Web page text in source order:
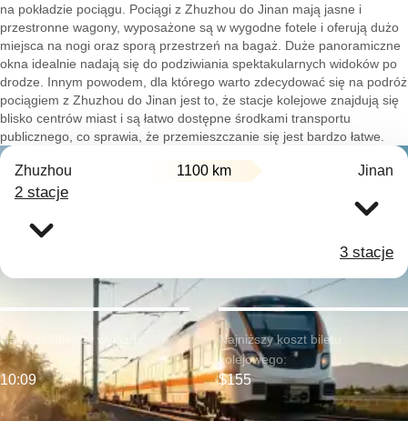
na pokładzie pociągu. Pociągi z Zhuzhou do Jinan mają jasne i
przestronne wagony, wyposażone są w wygodne fotele i oferują dużo
miejsca na nogi oraz sporą przestrzeń na bagaż. Duże panoramiczne
okna idealnie nadają się do podziwiania spektakularnych widoków po
drodze. Innym powodem, dla którego warto zdecydować się na podróż
pociągiem z Zhuzhou do Jinan jest to, że stacje kolejowe znajdują się
blisko centrów miast i są łatwo dostępne środkami transportu
publicznego, co sprawia, że przemieszczanie się jest bardzo łatwe.
Zhuzhou 1100 km Jinan
2 stacje
3 stacje
Najwcześniejszy wyjazd:
10:09
Najniższy koszt biletu
kolejowego:
$155